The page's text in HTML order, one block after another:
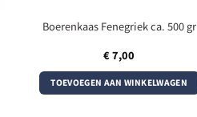
Boerenkaas Fenegriek ca. 500 gr
€7,00
TOEVOEGEN AAN WINKELWAGEN